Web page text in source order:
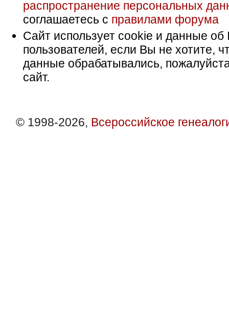
распространение персональных
соглашаетесь с правилами форума
Сайт использует cookie и данные об
пользователей, если Вы не хотите,
данные обрабатывались,
сайт.
© 1998-2026, Всероссийское